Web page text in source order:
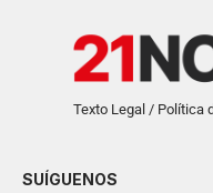
Texto Legal / Política
SUÍGUENOS